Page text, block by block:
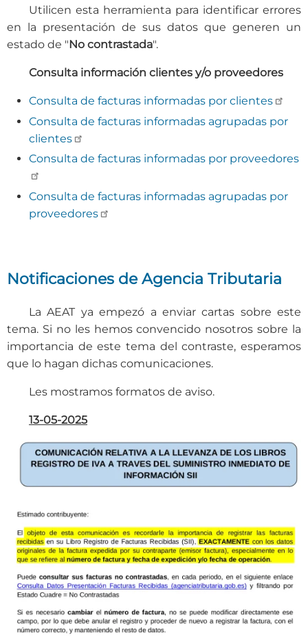
Utilicen esta herramienta para identificar errores
en la presentación de sus datos que generen un
estado de "No contrastada".
Consulta información clientes y/o proveedores
Consulta de facturas informadas por clientes
Consulta de facturas informadas agrupadas por
clientes
Consulta de facturas informadas por proveedores
Consulta de facturas informadas agrupadas por
proveedores
Notificaciones de Agencia Tributaria
La AEAT ya empezó a enviar cartas sobre este
tema. Si no les hemos convencido nosotros sobre la
importancia de este tema del contraste, esperamos
que lo hagan dichas comunicaciones.
Les mostramos formatos de aviso.
13-05-2025